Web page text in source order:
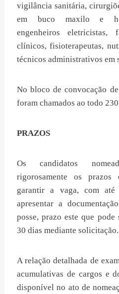
vigilância sanitária,
em buco maxilo e
engenheiros eletricistas,
clínicos, fisioterapeutas,
técnicos administrativos em
No bloco de convocação
foram chamados ao todo
PRAZOS
Os candidatos
rigorosamente os
garantir a vaga, com
apresentar a
posse, prazo este que
30 dias mediante solicitação.
A relação detalhada de
acumulativas de cargos e
disponível no ato de